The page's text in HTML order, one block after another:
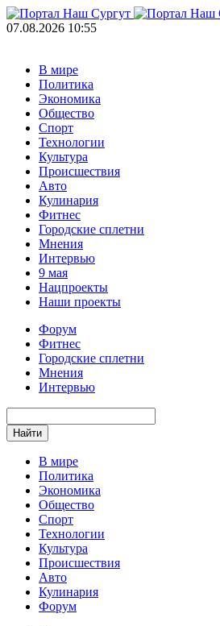
07.08.2026 10:55
В мире
Политика
Экономика
Общество
Спорт
Технологии
Культура
Происшествия
Авто
Кулинария
Фитнес
Городские сплетни
Мнения
Интервью
9 мая
Нацпроекты
Наши проекты
Форум
Фитнес
Городские сплетни
Мнения
Интервью
Найти
В мире
Политика
Экономика
Общество
Спорт
Технологии
Культура
Происшествия
Авто
Кулинария
Форум